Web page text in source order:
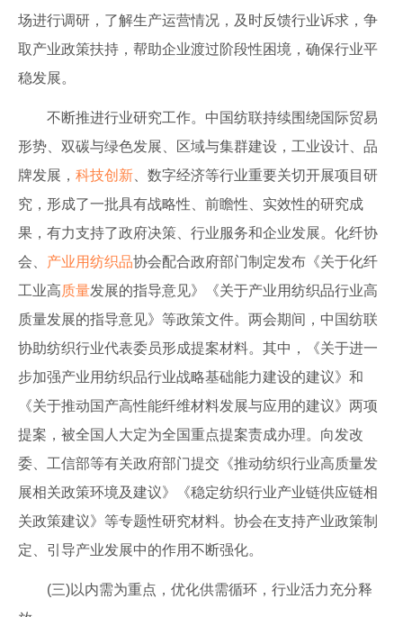
场进行调研，了解生产运营情况，及时反馈行业诉求，争
取产业政策扶持，帮助企业渡过阶段性困境，确保行业平
稳发展。
不断推进行业研究工作。中国纺联持续围绕国际贸易
形势、双碳与绿色发展、区域与集群建设，工业设计、品
牌发展， 科技创新 、数字经济等行业重要关切开展项目研
究，形成了一批具有战略性、前瞻性、实效性的研究成
果，有力支持了政府决策、行业服务和企业发展。化纤协
会、 产业用纺织品协会配合政府部门制定发布《关于化纤
工业高质量发展的指导意见》《关于产业用纺织品行业高
质量发展的指导意见》等政策文件。两会期间，中国纺联
协助纺织行业代表委员形成提案材料。其中，《关于进一
步加强产业用纺织品行业战略基础能力建设的建议》和
《关于推动国产高性能纤维材料发展与应用的建议》两项
提案，被全国人大定为全国重点提案责成办理。向发改
委、工信部等有关政府部门提交《推动纺织行业高质量发
展相关政策环境及建议》《稳定纺织行业产业链供应链相
关政策建议》等专题性研究材料。协会在支持产业政策制
定、引导产业发展中的作用不断强化。
(三)以内需为重点，优化供需循环，行业活力充分释